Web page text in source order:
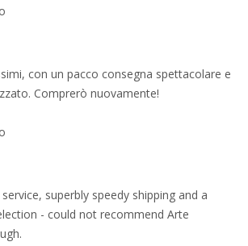
con un pacco consegna spettacolare e
Comprerò nuovamente!
superbly speedy shipping and a
- could not recommend Arte